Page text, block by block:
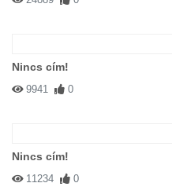
Nincs cím!
9941 0
Nincs cím!
11234 0